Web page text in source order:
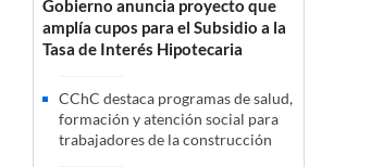
Gobierno anuncia proyecto que
amplía cupos para el Subsidio a la
Tasa de Interés Hipotecaria
CChC destaca programas de salud,
formación y atención social para
trabajadores de la construcción